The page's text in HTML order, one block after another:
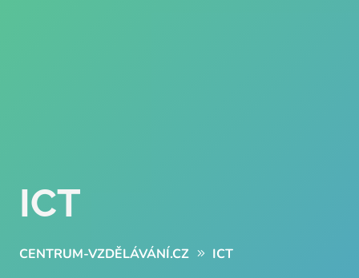
ICT
CENTRUM-VZDĚLÁVÁNÍ.CZ ICT